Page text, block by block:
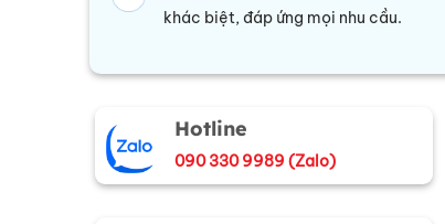
khác biệt, đáp ứng mọi nhu cầu.
Hotline
090 330 9989 (Zalo)